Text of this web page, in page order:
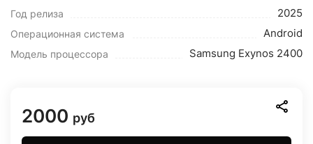
Год релиза 2025
Операционная система Android
Модель процессора Samsung Exynos 2400
2000 руб